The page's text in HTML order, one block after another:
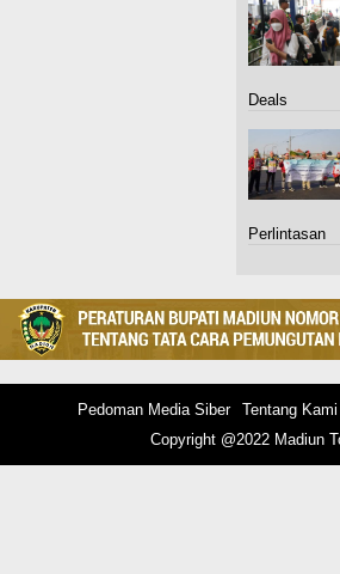
Deals
Perlintasan
Pedoman Media Siber Tentang Kami
Copyright @2022 Madiun